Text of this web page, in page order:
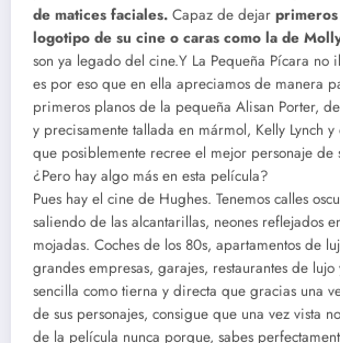
de matices faciales. Capaz de dejar
logotipo de su cine o caras como la de
son ya legado del cine.Y La Pequeña Pícara no
es por eso que en ella apreciamos de manera
primeros planos de la pequeña Alisan Porter,
y precisamente tallada en mármol, Kelly Lynch y
que posiblemente recree el mejor personaje de
¿Pero hay algo más en esta película?
Pues hay el cine de Hughes. Tenemos calles
saliendo de las alcantarillas, neones reflejados
mojadas. Coches de los 80s, apartamentos de
grandes empresas, garajes, restaurantes de
sencilla como tierna y directa que gracias una
de sus personajes, consigue que una vez vista
de la película nunca porque, sabes